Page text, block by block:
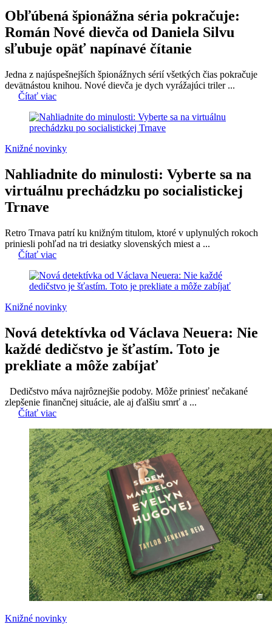
Obľúbená špionážna séria pokračuje:
Román Nové dievča od Daniela Silvu
sľubuje opäť napínavé čítanie
Jedna z najúspešnejších špionážnych sérií všetkých čias pokračuje
devätnástou knihou. Nové dievča je dych vyrážajúci triler ...
Čítať viac
Knižné novinky
Nahliadnite do minulosti: Vyberte sa na
virtuálnu prechádzku po socialistickej
Trnave
Retro Trnava patrí ku knižným titulom, ktoré v uplynulých rokoch
priniesli pohľad na tri desiatky slovenských miest a ...
Čítať viac
Knižné novinky
Nová detektívka od Václava Neuera: Nie
každé dedičstvo je šťastím. Toto je
prekliate a môže zabíjať
Dedičstvo máva najrôznejšie podoby. Môže priniesť nečakané
zlepšenie finančnej situácie, ale aj ďalšiu smrť a ...
Čítať viac
Knižné novinky